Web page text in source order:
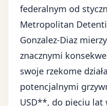
federalnym od
Metropolitan
Gonzalez-Diaz
znacznymi
swoje rzekome
potencjalnymi
USD**, do pięciu lat